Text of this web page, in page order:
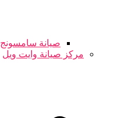
صيانة سامسونج
مركز صيانة وايت ويل